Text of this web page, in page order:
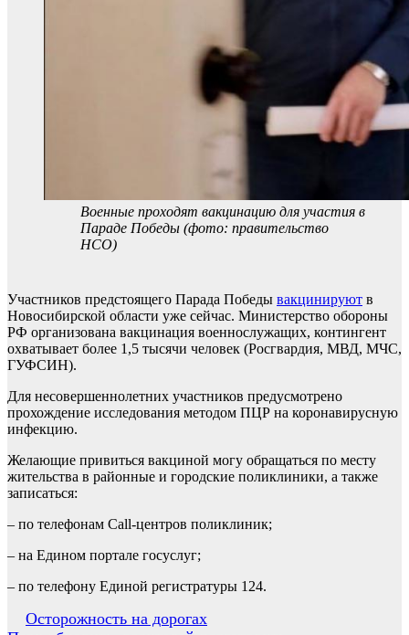
Военные проходят вакцинацию для участия в
Параде Победы (фото: правительство
НСО)
Участников предстоящего Парада Победы вакцинируют в
Новосибирской области уже сейчас. Министерство обороны
РФ организована вакцинация военнослужащих, контингент
охватывает более 1,5 тысячи человек (Росгвардия, МВД, МЧС,
ГУФСИН).
Для несовершеннолетних участников предусмотрено
прохождение исследования методом ПЦР на коронавирусную
инфекцию.
Желающие привиться вакциной могу обращаться по месту
жительства в районные и городские поликлиники, а также
записаться:
– по телефонам Call-центров поликлиник;
– на Едином портале госуслуг;
– по телефону Единой регистратуры 124.
Навигация
Осторожность на дорогах